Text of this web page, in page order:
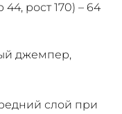
рост 170) – 64
джемпер,
слой при